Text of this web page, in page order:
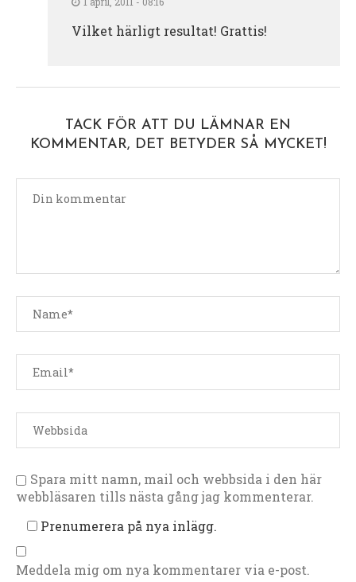
Vilket härligt resultat! Grattis!
TACK FÖR ATT DU LÄMNAR EN
KOMMENTAR, DET BETYDER SÅ MYCKET!
Spara mitt namn, mail och webbsida i den här
webbläsaren tills nästa gång jag kommenterar.
Prenumerera på nya inlägg.
Meddela mig om nya kommentarer via e-post.